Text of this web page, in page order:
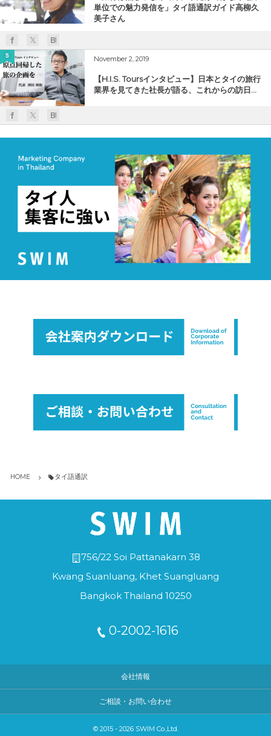
単位での魅力発信を」タイ語通訳ガイド高柳久
美子さん
5 November 2, 2019
【H.I.S. Toursインタビュー】日本とタイの旅行
業界を見てきた社長が語る、これからの訪日...
HOME タイ語通訳
756/22 Soi Pattanakarn 38
Kwang Suanluang, Khet Suangluang
Bangkok Thailand 10250
0-2002-1616
会社情報
ご相談・お問い合わせ
© 2015 - 2026 SWIM Co.,Ltd